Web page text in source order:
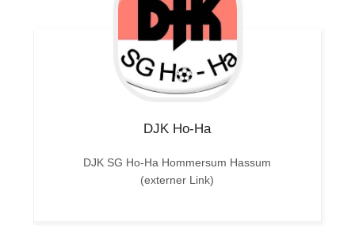
DJK Ho-Ha
DJK SG Ho-Ha Hommersum Hassum
(externer Link)